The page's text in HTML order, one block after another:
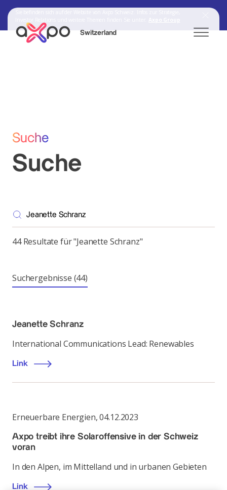
Switzerland
Suche
Suche
44 Resultate für "Jeanette Schranz"
Suchergebnisse (44)
Jeanette Schranz
International Communications Lead: Renewables
Link
Erneuerbare Energien,04.12.2023
Axpo treibt ihre Solaroffensive in der Schweiz
voran
In den Alpen, im Mittelland und in urbanen Gebieten
Link